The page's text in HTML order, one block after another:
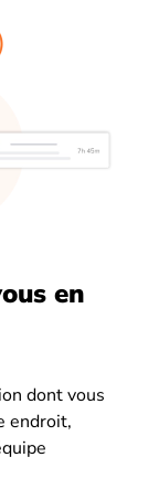
en
dont vous
endroit,